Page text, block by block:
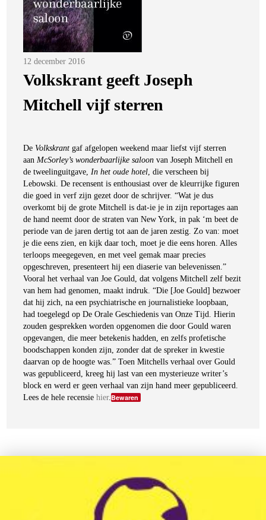
Posted
on
12 december 2016
Volkskrant geeft Joseph
Mitchell vijf sterren
De Volkskrantgaf afgelopen weekend maar liefst vijf sterren
aanMcSorley’s wonderbaarlijke saloon van Joseph Mitchell en
de tweelinguitgave,In het oude hotel, die verscheen bij
Lebowski. De recensent is enthousiast over de kleurrijke figuren
die goed in verf zijn gezet door de schrijver. “Wat je dus
overkomt bij de grote Mitchell is dat-ie je in zijn reportages aan
de hand neemt door de straten van New York, in pak ‘m beet de
periode van de jaren dertig tot aan de jaren zestig. Zo van: moet
je die eens zien, en kijk daar toch, moet je die eens horen. Alles
terloops meegegeven, en met veel gemak maar precies
opgeschreven, presenteert hij een diaserie van belevenissen.”
Vooral het verhaal van Joe Gould, dat volgens Mitchell zelf bezit
van hem had genomen, maakt indruk.“Die [Joe Gould] bezwoer
dat hij zich, na een psychiatrische en journalistieke loopbaan,
had toegelegd op De Orale Geschiedenis van Onze Tijd. Hierin
zouden gesprekken worden opgenomen die door Gould waren
opgevangen, die meer betekenis hadden, en zelfs profetische
boodschappen konden zijn, zonder dat de spreker in kwestie
daarvan op de hoogte was.” Toen Mitchells verhaal over Gould
was gepubliceerd, kreeg hij last van een mysterieuze writer’s
block en werd er geen verhaal van zijn hand meer gepubliceerd.
Lees de hele recensiehier.Bewaren